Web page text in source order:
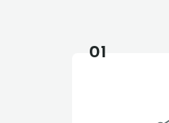
01